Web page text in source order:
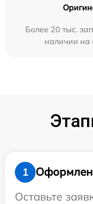
Более 20 тыс.
наличии на
1
Оставьте